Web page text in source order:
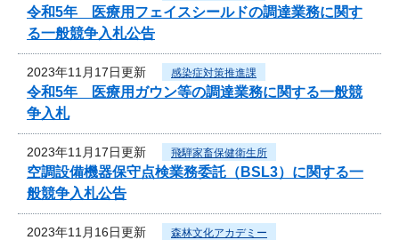
令和5年 医療用フェイスシールドの調達業務に関す
る一般競争入札公告
2023年11月17日更新 感染症対策推進課
令和5年 医療用ガウン等の調達業務に関する一般競
争入札
2023年11月17日更新 飛騨家畜保健衛生所
空調設備機器保守点検業務委託（BSL3）に関する一
般競争入札公告
2023年11月16日更新 森林文化アカデミー